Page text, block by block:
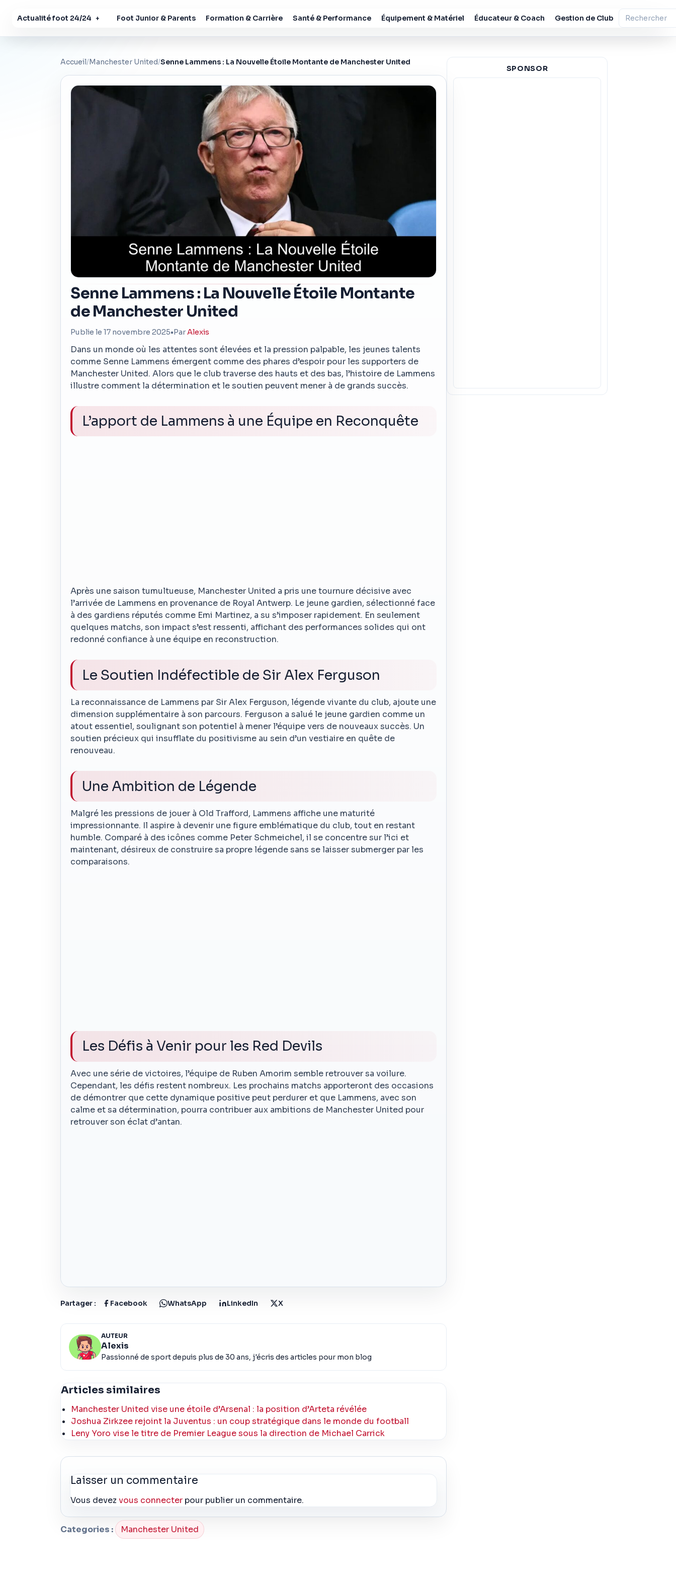
Actualité foot 24/24 + Foot Junior & Parents Formation & Carrière Santé & Performance Équipement & Matériel Éducateur & Coach Gestion de Club
Accueil/Manchester United/Senne Lammens : La Nouvelle Étoile Montante de Manchester United
Senne Lammens : La Nouvelle Étoile Montante
de Manchester United
Publie le 17 novembre 2025•ParAlexis
Dans un monde où les attentes sont élevées et la pression palpable, les jeunes talents
comme Senne Lammens émergent comme des phares d’espoir pour les supporters de
Manchester United. Alors que le club traverse des hauts et des bas, l’histoire de Lammens
illustre comment la détermination et le soutien peuvent mener à de grands succès.
L’apport de Lammens à une Équipe en Reconquête
Après une saison tumultueuse, Manchester United a pris une tournure décisive avec
l’arrivée de Lammens en provenance de Royal Antwerp. Le jeune gardien, sélectionné face
à des gardiens réputés comme Emi Martinez, a su s’imposer rapidement. En seulement
quelques matchs, son impact s’est ressenti, affichant des performances solides qui ont
redonné confiance à une équipe en reconstruction.
Le Soutien Indéfectible de Sir Alex Ferguson
La reconnaissance de Lammens par Sir Alex Ferguson, légende vivante du club, ajoute une
dimension supplémentaire à son parcours. Ferguson a salué le jeune gardien comme un
atout essentiel, soulignant son potentiel à mener l’équipe vers de nouveaux succès. Un
soutien précieux qui insufflate du positivisme au sein d’un vestiaire en quête de
renouveau.
Une Ambition de Légende
Malgré les pressions de jouer à Old Trafford, Lammens affiche une maturité
impressionnante. Il aspire à devenir une figure emblématique du club, tout en restant
humble. Comparé à des icônes comme Peter Schmeichel, il se concentre sur l’ici et
maintenant, désireux de construire sa propre légende sans se laisser submerger par les
comparaisons.
Les Défis à Venir pour les Red Devils
Avec une série de victoires, l’équipe de Ruben Amorim semble retrouver sa voilure.
Cependant, les défis restent nombreux. Les prochains matchs apporteront des occasions
de démontrer que cette dynamique positive peut perdurer et que Lammens, avec son
calme et sa détermination, pourra contribuer aux ambitions de Manchester United pour
retrouver son éclat d’antan.
Partager : Facebook WhatsApp LinkedIn X
AUTEUR
Alexis
Passionné de sport depuis plus de 30 ans, j'écris des articles pour mon blog
Articles similaires
Manchester United vise une étoile d’Arsenal : la position d’Arteta révélée
Joshua Zirkzee rejoint la Juventus : un coup stratégique dans le monde du football
Leny Yoro vise le titre de Premier League sous la direction de Michael Carrick
Laisser un commentaire
Vous devezvous connecter pour publier un commentaire.
Categories : Manchester United
SPONSOR